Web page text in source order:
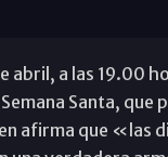
abril, a las 19.00
Santa,
afirma que «las